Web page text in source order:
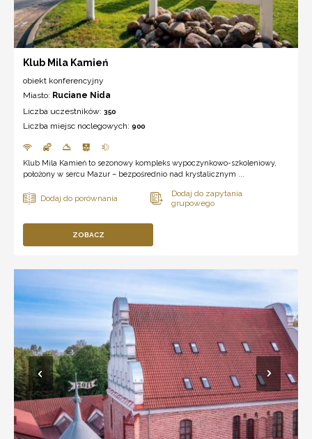
Klub Mila Kamień
obiekt konferencyjny
Miasto: Ruciane Nida
Liczba uczestników: 350
Liczba miejsc noclegowych: 900
Klub Mila Kamień to sezonowy kompleks wypoczynkowo-szkoleniowy,
położony w sercu Mazur – bezpośrednio nad krystalicznym ...
ZOBACZ